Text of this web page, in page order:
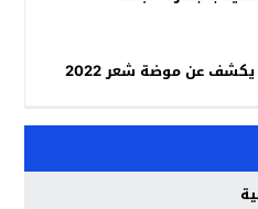
عن موضة شعر 2022